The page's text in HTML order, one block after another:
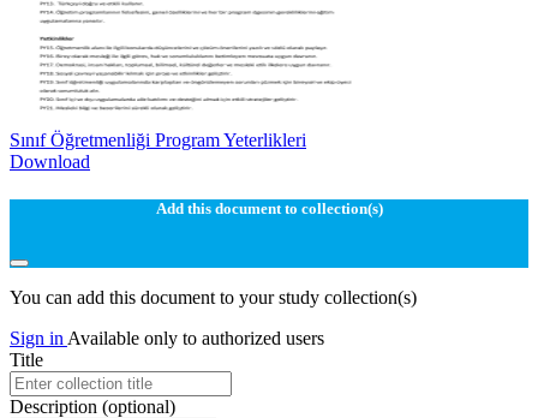
Sınıf Öğretmenliği Program Yeterlikleri
Download
Add this document to collection(s)
You can add this document to your study collection(s)
Sign in Available only to authorized users
Title
Description (optional)